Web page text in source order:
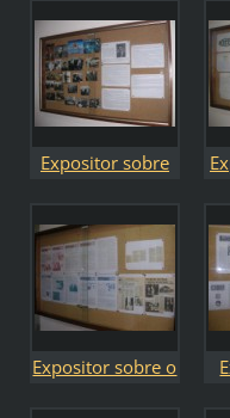
Expositor sobre
Expositor sobre o